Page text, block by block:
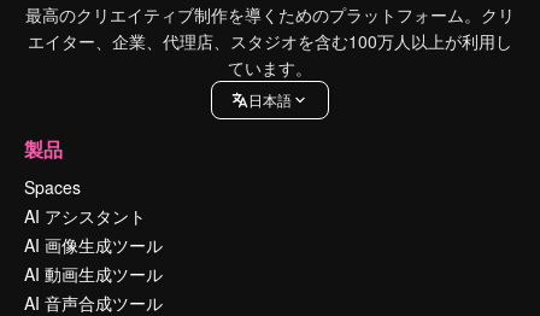
最高のクリエイティブ制作を導くためのプラットフォーム。クリ
エイター、企業、代理店、スタジオを含む100万人以上が利用し
ています。
日本語
製品
Spaces
AI アシスタント
AI 画像生成ツール
AI 動画生成ツール
AI 音声合成ツール